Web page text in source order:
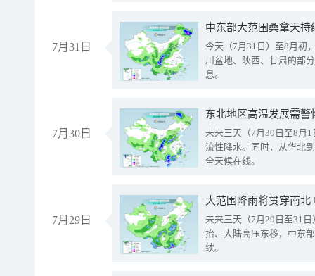
7月31日
中东部大范围桑拿天
今天（7月31日）至8月初
川盆地、陕西、甘肃的部
息。
7月30日
东北地区高温发展需
未来三天（7月30日至8月
流性降水。同时，从华北
全天候在线。
7月29日
大范围降雨将贯穿南
未来三天（7月29日至31
抬、大陆高压东移，中东
续。